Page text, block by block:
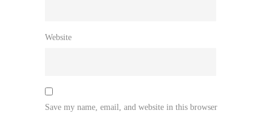
Website
Save my name, email, and website in this browser